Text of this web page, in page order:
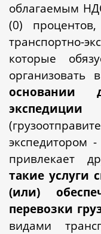
облагаемым
(0)
которые
организовать
основании
экспедитором
привлекает
такие услуги
(или)
перевозки
видами